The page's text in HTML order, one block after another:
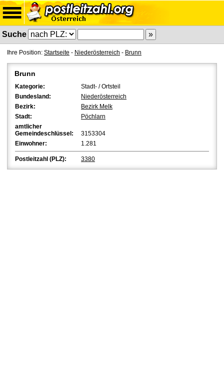
Suche
Ihre Position: Startseite - Niederösterreich - Brunn
Brunn
Kategorie:
Stadt- / Ortsteil
Bundesland:
Niederösterreich
Bezirk:
Bezirk Melk
Stadt:
Pöchlarn
amtlicher
Gemeindeschlüssel:
3153304
Einwohner:
1.281
Postleitzahl (PLZ): 3380